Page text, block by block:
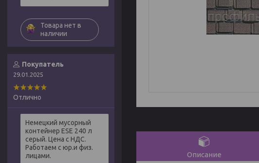
Описание
Товара нет в
наличии
Покупатель
29.01.2025
Отлично
Немецкий мусорный
контейнер ESE 240 л
серый. Цена с НДС.
Работаем с юр.и физ.
лицами.